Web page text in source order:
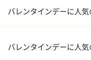
バレンタインデーに人
バレンタインデーに人